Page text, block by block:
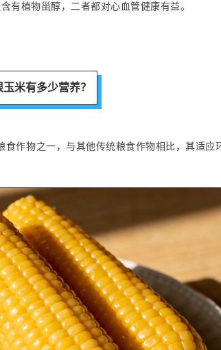
有植物甾醇，二者都对心血管健康有益。
玉米有多少营养？
作物之一，与其他传统粮食作物相比，其适应